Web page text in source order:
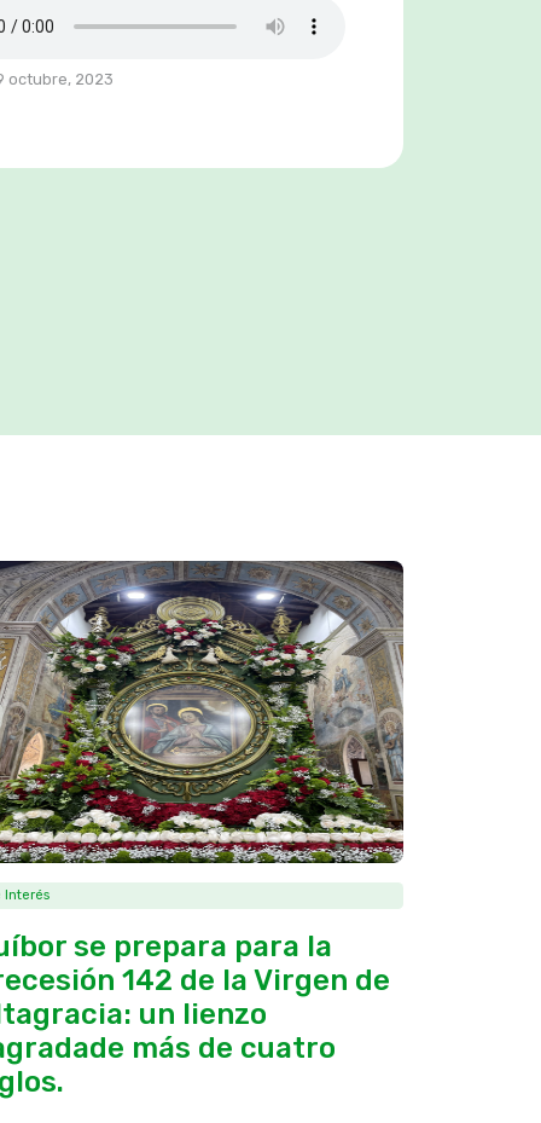
octubre, 2023
Interés
se prepara para la
142 de la Virgen de
un lienzo
más de cuatro